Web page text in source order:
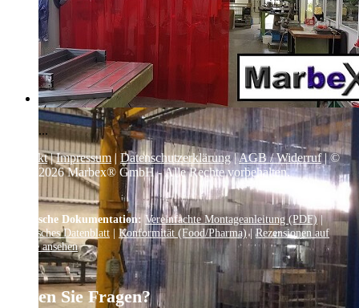
...
Kontakt|Impressum| Datenschutzerklärung|AGB / Widerruf| ©
2026Marbex® GmbH - Alle Rechte vorbehalten.
Technische Dokumentation: Vereinfachte Montageanleitung (PDF)|
Technisches Datenblatt | Konformität (Food/Pharma)|Rezensionen auf
Google ansehen
Haben Sie Fragen?